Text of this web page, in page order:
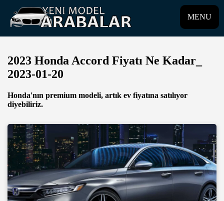
MENU
2023 Honda Accord Fiyatı Ne Kadar_
2023-01-20
Honda'nın premium modeli, artık ev fiyatına satılıyor
diyebiliriz.